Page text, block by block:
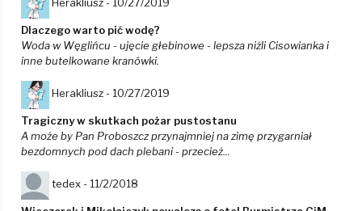
Herakliusz - 10/27/2019
Dlaczego warto pić wodę?
Woda w Węglińcu - ujęcie głebinowe - lepsza niżli Cisowianka i
inne butelkowane kranówki.
Herakliusz - 10/27/2019
Tragiczny w skutkach pożar pustostanu
A może by Pan Proboszcz przynajmniej na zimę przygarniał
bezdomnych pod dach plebani - przecież...
tedex - 11/2/2018